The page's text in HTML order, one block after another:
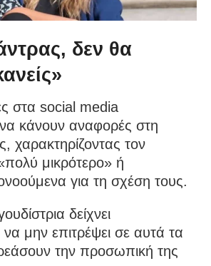
δεν θα
στα social media
κάνουν αναφορές στη
χαρακτηρίζοντας τον
μικρότερο» ή
για τη σχέση τους.
δείχνει
μην επιτρέψει σε αυτά τα
την προσωπική της